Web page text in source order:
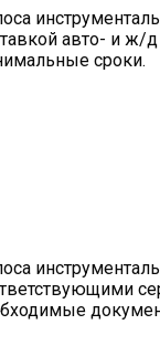
авто- и ж/
сроки.